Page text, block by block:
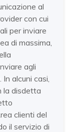
al
con cui
per inviare
di massima,
agli
alcuni casi,
la disdetta
clienti del
il servizio di